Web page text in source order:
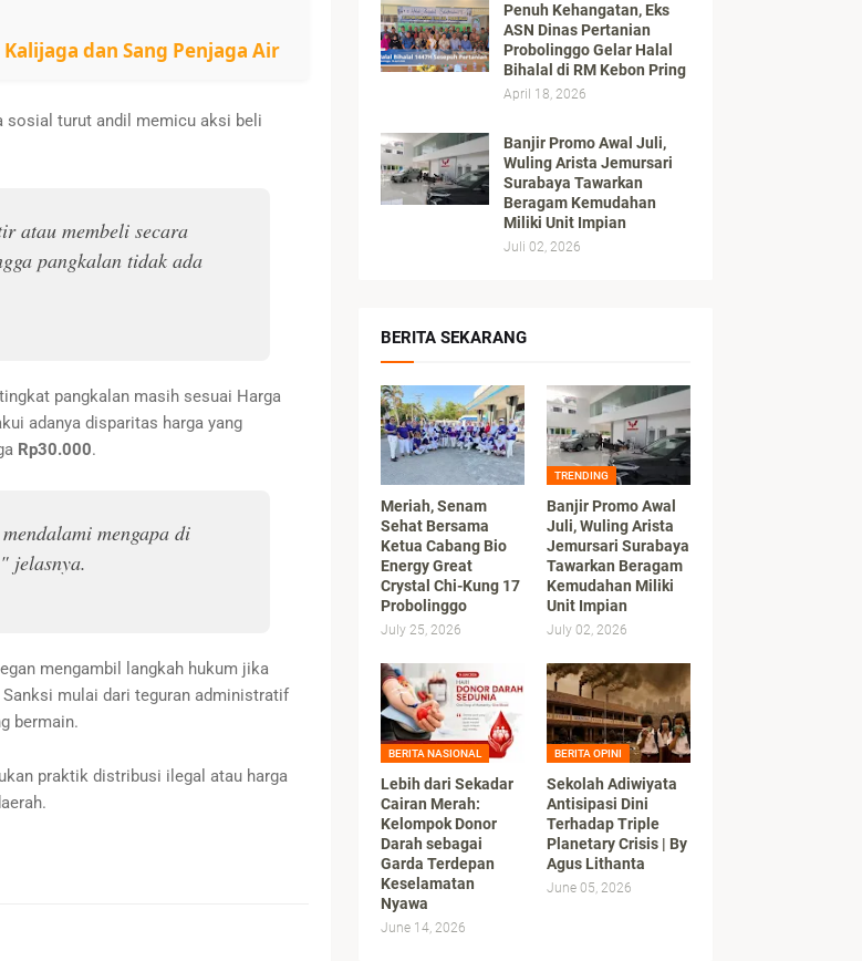
dan Sang Penjaga Air
sosial turut andil memicu aksi beli
atau membeli secara
pangkalan tidak ada
pangkalan masih sesuai Harga
adanya disparitas harga yang
Rp30.000.
mengapa di
jelasnya.
mengambil langkah hukum jika
mulai dari teguran administratif
bermain.
praktik distribusi ilegal atau harga
Penuh Kehangatan, Eks
ASN Dinas Pertanian
Probolinggo Gelar Halal
Bihalal di RM Kebon Pring
April 18, 2026
Banjir Promo Awal Juli,
Wuling Arista Jemursari
Surabaya Tawarkan
Beragam Kemudahan
Miliki Unit Impian
Juli 02, 2026
BERITA SEKARANG
Meriah, Senam
Sehat Bersama
Ketua Cabang Bio
Energy Great
Crystal Chi-Kung 17
Probolinggo
July 25, 2026
TRENDING
Banjir Promo Awal
Juli, Wuling Arista
Jemursari Surabaya
Tawarkan Beragam
Kemudahan Miliki
Unit Impian
July 02, 2026
BERITA NASIONAL
Lebih dari Sekadar
Cairan Merah:
Kelompok Donor
Darah sebagai
Garda Terdepan
Keselamatan
Nyawa
June 14, 2026
BERITA OPINI
Sekolah Adiwiyata
Antisipasi Dini
Terhadap Triple
Planetary Crisis | By
Agus Lithanta
June 05, 2026